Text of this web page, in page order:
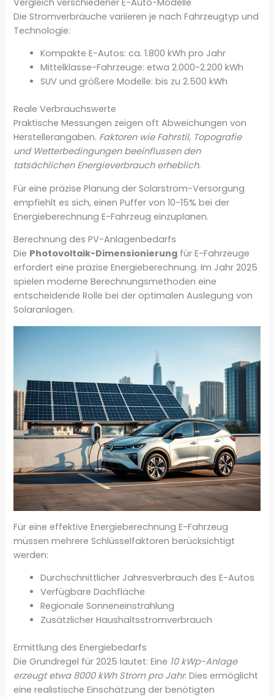
Die Stromverbräuche variieren je nach Fahrzeugtyp und
Technologie:
Kompakte E-Autos: ca. 1.800 kWh pro Jahr
Mittelklasse-Fahrzeuge: etwa 2.000-2.200 kWh
SUV und größere Modelle: bis zu 2.500 kWh
Reale Verbrauchswerte
Praktische Messungen zeigen oft Abweichungen von
Herstellerangaben. Faktoren wie Fahrstil, Topografie
und Wetterbedingungen beeinflussen den
tatsächlichen Energieverbrauch erheblich.
Für eine präzise Planung der Solarstrom-Versorgung
empfiehlt es sich, einen Puffer von 10-15% bei der
Energieberechnung E-Fahrzeug einzuplanen.
Berechnung des PV-Anlagenbedarfs
Die Photovoltaik-Dimensionierung für E-Fahrzeuge
erfordert eine präzise Energieberechnung. Im Jahr 2025
spielen moderne Berechnungsmethoden eine
entscheidende Rolle bei der optimalen Auslegung von
Solaranlagen.
Für eine effektive Energieberechnung E-Fahrzeug
müssen mehrere Schlüsselfaktoren berücksichtigt
werden:
Durchschnittlicher Jahresverbrauch des E-Autos
Verfügbare Dachfläche
Regionale Sonneneinstrahlung
Zusätzlicher Haushaltsstromverbrauch
Ermittlung des Energiebedarfs
Die Grundregel für 2025 lautet: Eine 10 kWp-Anlage
erzeugt etwa 8000 kWh Strom pro Jahr. Dies ermöglicht
eine realistische Einschätzung der benötigten